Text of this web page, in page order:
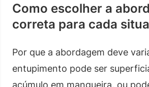
Como escolher a
correta para cada
Por que a abordagem deve
entupimento pode ser
acúmulo em mangueira, ou